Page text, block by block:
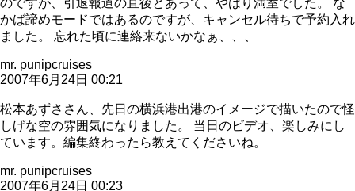
かば諦めモードではあるのですが、キャンセル待ちで予約入れ
ました。 忘れた頃に連絡来ないかなぁ、、、
mr. punipcruises
2007年6月24日 00:21
松本あずささん、先日の横浜港出港のイメージで描いたので怪
しげな空の雰囲気になりました。 当日のビデオ、楽しみにし
ています。編集終わったら教えてくださいね。
mr. punipcruises
2007年6月24日 00:23